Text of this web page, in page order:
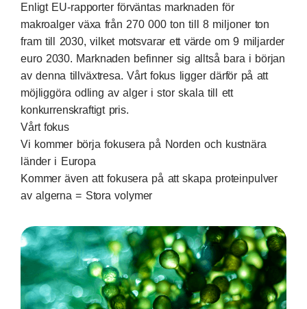
Enligt EU-rapporter förväntas marknaden för
makroalger växa från 270 000 ton till 8 miljoner ton
fram till 2030, vilket motsvarar ett värde om 9 miljarder
euro 2030. Marknaden befinner sig alltså bara i början
av denna tillväxtresa. Vårt fokus ligger därför på att
möjliggöra odling av alger i stor skala till ett
konkurrenskraftigt pris.
Vårt fokus
Vi kommer börja fokusera på Norden och kustnära
länder i Europa
Kommer även att fokusera på att skapa proteinpulver
av algerna = Stora volymer